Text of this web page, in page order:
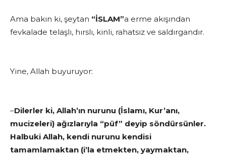
Ama bakın ki, şeytan “İSLAM”a erme akışından
fevkalade telaşlı, hırslı, kinli, rahatsız ve saldırgandır.
Yine, Allah buyuruyor:
–Dilerler ki, Allah’ın nurunu (İslamı, Kur’anı,
mucizeleri) ağızlarıyla “püf” deyip söndürsünler.
Halbuki Allah, kendi nurunu kendisi
tamamlamaktan (i’la etmekten, yaymaktan,